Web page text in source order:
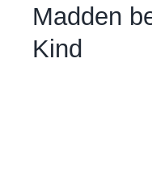
Madden
Kind